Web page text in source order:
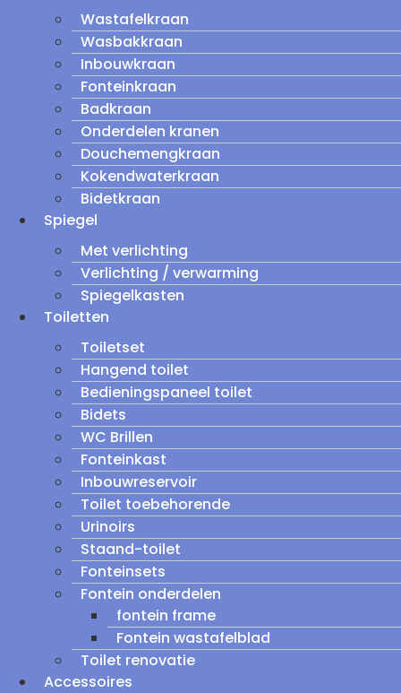
Wastafelkraan
Wasbakkraan
Inbouwkraan
Fonteinkraan
Badkraan
Onderdelen kranen
Douchemengkraan
Kokendwaterkraan
Bidetkraan
Spiegel
Met verlichting
Verlichting / verwarming
Spiegelkasten
Toiletten
Toiletset
Hangend toilet
Bedieningspaneel toilet
Bidets
WC Brillen
Fonteinkast
Inbouwreservoir
Toilet toebehorende
Urinoirs
Staand-toilet
Fonteinsets
Fontein onderdelen
fontein frame
Fontein wastafelblad
Toilet renovatie
Accessoires